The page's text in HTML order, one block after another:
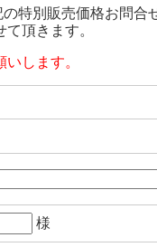
特別販売価格お問合
頂きます。
します。
様